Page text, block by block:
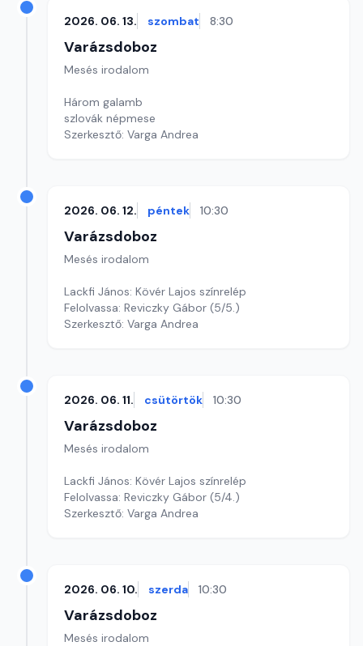
2026. 06. 13. szombat 8:30
Varázsdoboz
Mesés irodalom
Három galamb
szlovák népmese
Szerkesztő: Varga Andrea
2026. 06. 12. péntek 10:30
Varázsdoboz
Mesés irodalom
Lackfi János: Kövér Lajos színrelép
Felolvassa: Reviczky Gábor (5/5.)
Szerkesztő: Varga Andrea
2026. 06. 11. csütörtök 10:30
Varázsdoboz
Mesés irodalom
Lackfi János: Kövér Lajos színrelép
Felolvassa: Reviczky Gábor (5/4.)
Szerkesztő: Varga Andrea
2026. 06. 10. szerda 10:30
Varázsdoboz
Mesés irodalom